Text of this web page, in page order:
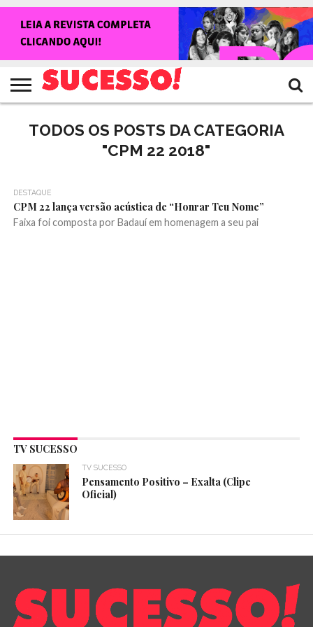
NOTÍCIAS
SHOWS
ENTREVISTAS
CLIQUES
RANKING
CROWLEY
TV
SUCESSO!
REVISTA
SUCESSO!
TODOS OS POSTS DA CATEGORIA
"CPM 22 2018"
DESTAQUE
CPM 22 lança versão acústica de “Honrar Teu Nome”
Faixa foi composta por Badauí em homenagem a seu pai
TV SUCESSO
TV SUCESSO
Pensamento Positivo – Exalta (Clipe
Oficial)